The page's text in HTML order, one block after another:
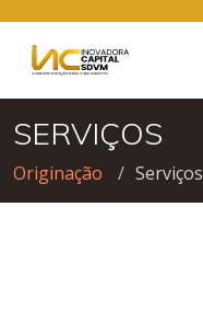
SERVIÇOS
Originação Serviços